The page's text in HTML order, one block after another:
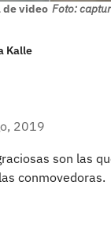
de video Foto:
Kalle
2019
son las
conmovedoras.